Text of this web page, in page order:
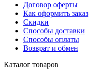
Договор оферты
Как оформить заказ
Скидки
Способы доставки
Способы оплаты
Возврат и обмен
Каталог товаров